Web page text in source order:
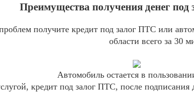
Преимущества получения денег
получите кредит под залог ПТС или
области всего за 30
Автомобиль остается в
кредит под залог ПТС, после подписания